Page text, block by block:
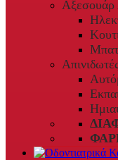
Αξεσουάρ